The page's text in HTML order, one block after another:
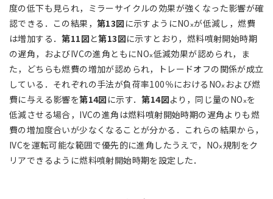
度の低下も見られ，ミラーサイクルの効果が強くなった影響が確
認できる．この結果， 第13図 に示すようにNOⅹが低減し，燃費
は増加する．第11図と第13図に示すとおり，燃料噴射開始時期
の遅角，およびIVCの進角ともにNOⅹ低減効果が認められ，ま
た，どちらも燃費の増加が認められ，トレードオフの関係が成立
している．それぞれの手法が負荷率100％におけるNOⅹ および燃
費に与える影響を第14図 に示す．第14図より，同じ量のNOⅹを
低減させる場合，IVCの進角は燃料噴射開始時期の遅角よりも燃
費の増加度合いが少なくなることが分かる．これらの結果から，
IVCを運転可能な範囲で優先的に進角したうえで，NOⅹ規制をク
リアできるように燃料噴射開始時期を設定した．